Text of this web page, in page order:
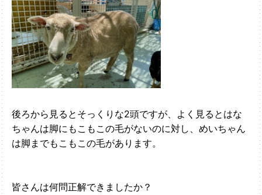
後ろから見るとそっくりな2頭ですが、よく見るとはな
ちゃんは脚にもこもこの毛がないのに対し、めいちゃん
は脚までもこもこの毛があります。
皆さんは何問正解できましたか？